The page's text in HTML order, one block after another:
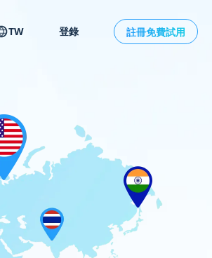
TW 登錄 註冊免費試用